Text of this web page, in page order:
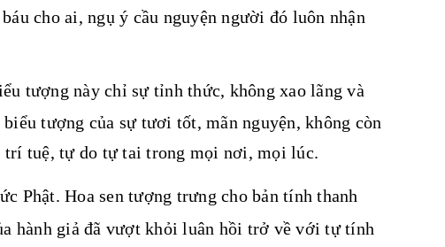
cho ai, ngụ ý cầu nguyện người đó luôn nhận
tượng này chỉ sự tỉnh thức, không xao lãng và
tượng của sự tươi tốt, mãn nguyện, không còn
trí tuệ, tự do tự tai trong mọi nơi, mọi lúc.
Phật. Hoa sen tượng trưng cho bản tính thanh
hành giả đã vượt khỏi luân hồi trở về với tự tính